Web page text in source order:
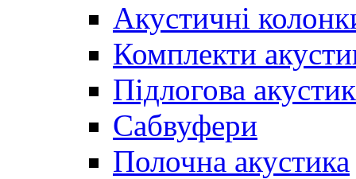
Акустичні
Комплекти
Підлогова
Сабвуфери
Полочна акустика